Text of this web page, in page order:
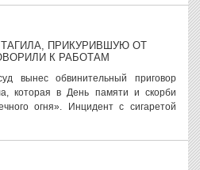
ПРИКУРИВШУЮ ОТ
К РАБОТАМ
вынес обвинительный приговор
которая в День памяти и скорби
огня». Инцидент с сигаретой